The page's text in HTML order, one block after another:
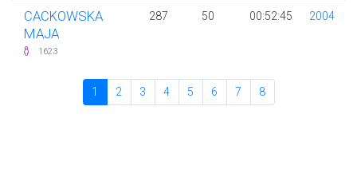
CACKOWSKA
MAJA
1623
287 50 00:52:45 2004
1 2 3 4 5 6 7 8